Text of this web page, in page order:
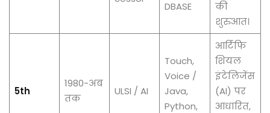
DBASE
की
शुरुआत।
5th
1980-अब
तक
ULSI / AI
Touch,
Voice /
Java,
Python,
आर्टिफि
शियल
इंटेलिजेंस
(AI) पर
आधारित,